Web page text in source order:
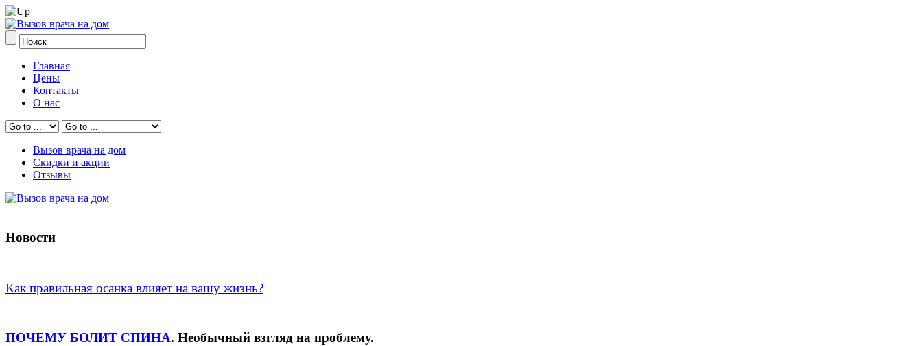
Главная
Цены
Контакты
О нас
Вызов врача на дом
Скидки и акции
Отзывы
Новости
Как правильная осанка влияет на вашу жизнь?
ПОЧЕМУ БОЛИТ СПИНА. Необычный взгляд на проблему.